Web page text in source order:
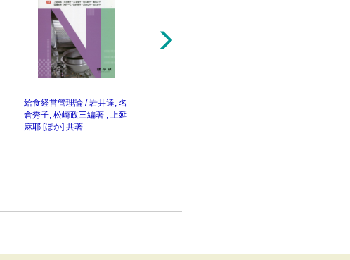
給食経営管理論 / 岩井達, 名
倉秀子, 松崎政三編著 ; 上延
麻耶 [ほか] 共著